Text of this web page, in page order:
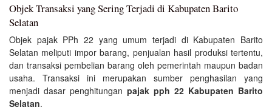
Objek Transaksi yang Sering Terjadi di Kabupaten Barito
Selatan
Objek pajak PPh 22 yang umum terjadi di Kabupaten Barito
Selatan meliputi impor barang, penjualan hasil produksi tertentu,
dan transaksi pembelian barang oleh pemerintah maupun badan
usaha. Transaksi ini merupakan sumber penghasilan yang
menjadi dasar penghitungan pajak pph 22 Kabupaten Barito
Selatan.